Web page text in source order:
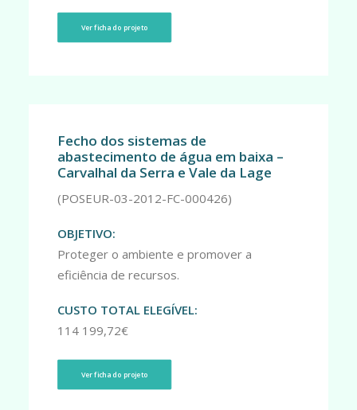
Ver ficha do projeto
Fecho dos sistemas de
abastecimento de água em baixa –
Carvalhal da Serra e Vale da Lage
(POSEUR-03-2012-FC-000426)
OBJETIVO:
Proteger o ambiente e promover a
eficiência de recursos.
CUSTO TOTAL ELEGÍVEL:
114 199,72€
Ver ficha do projeto